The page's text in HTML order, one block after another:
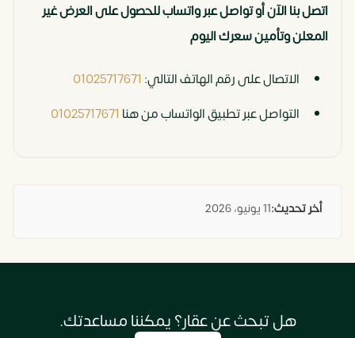
اتصل بنا الآن أو تواصل عبر واتساب للحصول على العرض غير
المعلن وتأمين سعرك اليوم
الاتصال على رقم الهاتف التالي: 01025717671
التواصل عبر تطبيق الواتساب من هنا 01025717671
أخر تحديث:11 يونيو، 2026
هل تبحث عن عقار؟ يمكننا مساعدتك.